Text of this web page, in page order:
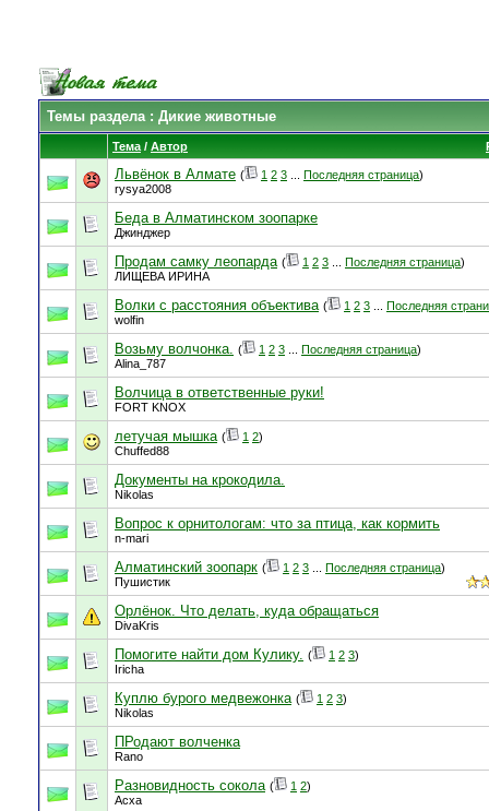
Темы раздела: Дикие животные
Тема / Автор
Львёнок в Алмате ( 1 2 3 Последняя страница)
rysya2008
Беда в Алматинском зоопарке
Джинджер
Продам самку леопарда ( 1 2 3 Последняя страница)
ЛИЩЕВА ИРИНА
Волки с расстояния объектива ( 1 2 3
Последняя
wolfin
Возьму волчонка. ( 1 2 3 Последняя страница)
Alina_787
Волчица в ответственные руки!
FORT KNOX
летучая мышка ( 1 2)
Chuffed88
Документы на крокодила.
Nikolas
Вопрос к орнитологам: что за птица, как кормить
n-mari
Алматинский зоопарк ( 1 2 3 Последняя страница)
Пушистик
Орлёнок. Что делать, куда обращаться
DivaKris
Помогите найти дом Кулику. ( 1 2 3)
Iricha
Куплю бурого медвежонка ( 1 2 3)
Nikolas
ПРодают волченка
Rano
Разновидность сокола ( 1 2)
Асха